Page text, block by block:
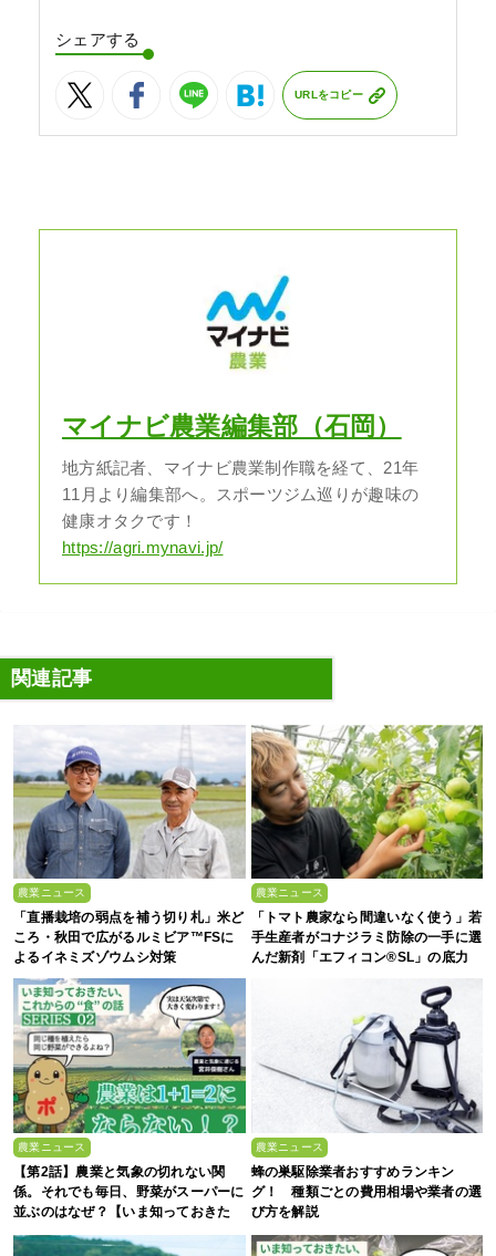
シェアする
URLをコピー
マイナビ農業編集部（石岡）
地方紙記者、マイナビ農業制作職を経て、21年
11月より編集部へ。スポーツジム巡りが趣味の
健康オタクです！
https://agri.mynavi.jp/
関連記事
農業ニュース
「直播栽培の弱点を補う切り札」米ど
ころ・秋田で広がるルミビア™FSに
よるイネミズゾウムシ対策
農業ニュース
「トマト農家なら間違いなく使う」若
手生産者がコナジラミ防除の一手に選
んだ新剤「エフィコン®SL」の底力
農業ニュース
【第2話】農業と気象の切れない関
係。それでも毎日、野菜がスーパーに
並ぶのはなぜ？【いま知っておきた
い、これからの”食”の話】
農業ニュース
蜂の巣駆除業者おすすめランキン
グ！ 種類ごとの費用相場や業者の選
び方を解説